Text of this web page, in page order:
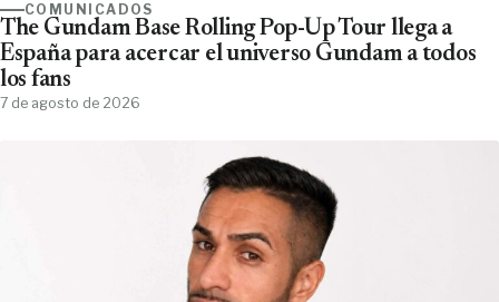
COMUNICADOS
The Gundam Base Rolling Pop-Up Tour llega a
España para acercar el universo Gundam a todos
los fans
7 de agosto de 2026